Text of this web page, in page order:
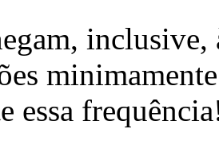
inclusive,
essa